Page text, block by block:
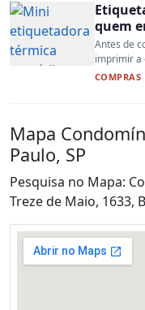
quem
Antes de
imprimir a
COMPRAS
Mapa
Paulo, SP
Pesquisa no Mapa:
Treze de Maio, 1633,